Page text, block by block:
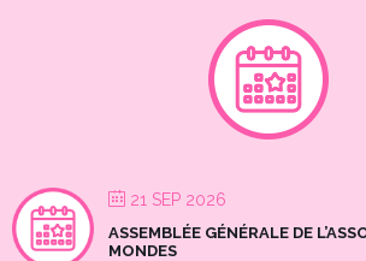
21 SEP 2026
ASSEMBLÉE GÉNÉRALE DE
MONDES